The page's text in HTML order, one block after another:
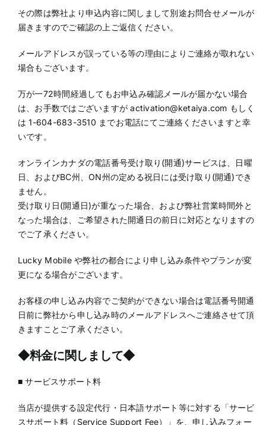
その際は弊社より申込内容に関しまして別途お問合せメールが
届きますのでご確認の上ご返信ください。
メールアドレスが誤っている等の理由によりご連絡が取れない
場合もございます。
万が一72時間経過してもお申込み確認メールが届かない場合
は、お手数ではございますが activation@ketaiya.com もしく
は 1-604-683-3510 までお電話にてご連絡くださいますと幸
いです。
オンラインカナダの電話番号受け取り(開通)サービスは、日曜
日、およびBC州、ON州の定める祝日には受け取り(開通)でき
ません。
受け取り日(開通日)が重なった場合、および弊社営業時間外と
なった場合は、ご希望された開通日の前日に対応となりますの
でご了承ください。
Lucky Mobile や弊社の都合により申し込み条件やプランが変
更になる場合がございます。
お客様の申し込み内容でご契約ができない場合は電話番号開通
日前に弊社から申し込み時のメールアドレスへご連絡させて頂
きますことご了承ください。
◆料金に関しまして◆
■ サービスサポート料
当店が提供する設定代行・日本語サポート等に対する「サービ
スサポート料（Service Support Fee）」を、申し込みフォー